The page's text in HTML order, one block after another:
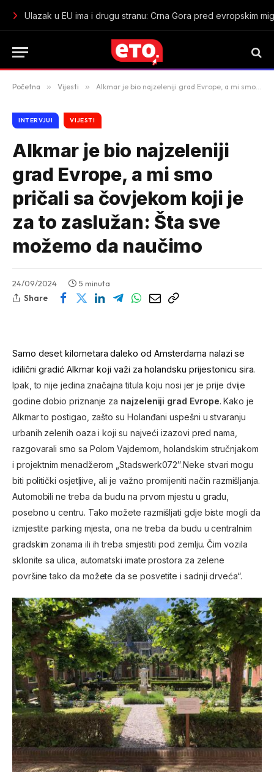
Ulazak u EU ima i drugu stranu: Crna Gora pred evropskim
Početna » Vijesti » Alkmar je bio najzeleniji grad Evrope, a mi smo pričali sa čovjekom koji je za to zaslužan: Šta sve možemo da naučimo
INTERVJUI VIJESTI
Alkmar je bio najzeleniji
grad Evrope, a mi smo
pričali sa čovjekom koji je
za to zaslužan: Šta sve
možemo da naučimo
24/09/2024
5 minuta
Share
Samo deset kilometara daleko od Amsterdama nalazi se
idilični gradić Alkmar koji važi za holandsku prijestonicu sira.
Ipak, to nije jedina značajna titula koju nosi jer je prije dvije
godine dobio priznanje za najzeleniji grad Evrope. Kako je
Alkmar to postigao, zašto su Holanđani uspešni u stvaranju
urbanih zelenih oaza i koji su najveći izazovi pred nama,
razgovarali smo sa Polom Vajdemom, holandskim stručnjakom
i projektnim menadžerom „Stadswerk072″.Neke stvari mogu
biti politički osjetljive, ali je važno promijeniti način razmišljanja.
Automobili ne treba da budu na prvom mjestu u gradu,
posebno u centru. Tako možete razmišljati gdje biste mogli da
izmjestite parking mjesta, ona ne treba da budu u centralnim
gradskim zonama ili ih treba smjestiti pod zemlju. Čim vozila
sklonite sa ulica, automatski imate prostora za zelene
površine tako da možete da se posvetite i sadnji drveća“.